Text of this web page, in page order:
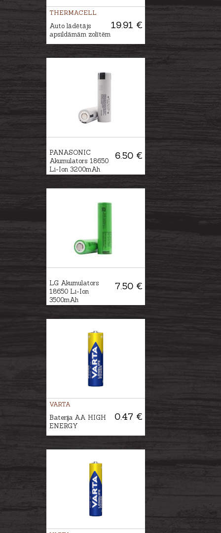
THERMACELL
19.91 €
Auto lādētājs
apsildāmām zolītēm
6.50 €
PANASONIC
Akumulators 18650
Li-Ion 3200mAh
7.50 €
LG Akumulators
18650 Li-Ion
3500mAh
VARTA
0.47 €
Baterija AA HIGH
ENERGY